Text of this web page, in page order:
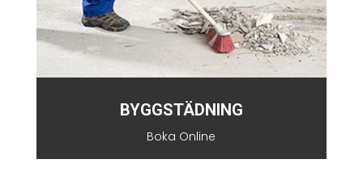
BYGGSTÄDNING
Boka Online